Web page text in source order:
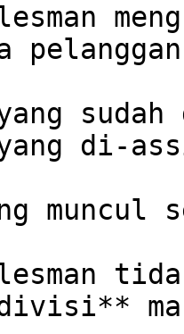
di-
muncul
divisi**